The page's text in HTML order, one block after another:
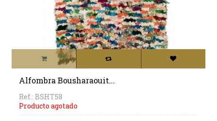
Alfombra Bousharaouit...
Ref.: BSHT58
Producto agotado